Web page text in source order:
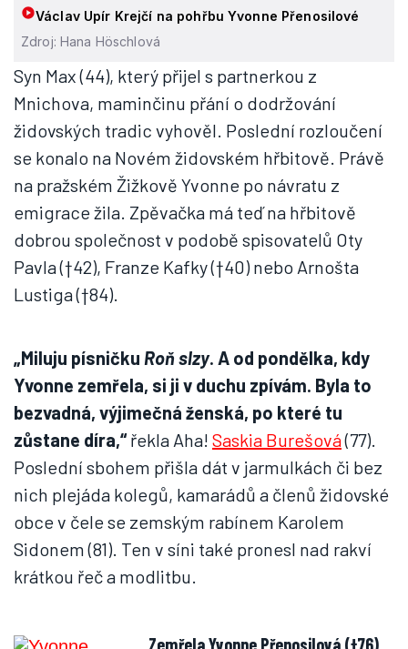
Václav Upír Krejčí na pohřbu Yvonne Přenosilové
Zdroj: Hana Höschlová
Syn Max (44), který přijel s partnerkou z
Mnichova, maminčinu přání o dodržování
židovských tradic vyhověl. Poslední rozloučení
se konalo na Novém židovském hřbitově. Právě
na pražském Žižkově Yvonne po návratu z
emigrace žila. Zpěvačka má teď na hřbitově
dobrou společnost v podobě spisovatelů Oty
Pavla (†42), Franze Kafky (†40) nebo Arnošta
Lustiga (†84).
„Miluju písničku Roň slzy. A od pondělka, kdy
Yvonne zemřela, si ji v duchu zpívám. Byla to
bezvadná, výjimečná ženská, po které tu
zůstane díra,“řekla Aha! Saskia Burešová(77).
Poslední sbohem přišla dát v jarmulkách či bez
nich plejáda kolegů, kamarádů a členů židovské
obce v čele se zemským rabínem Karolem
Sidonem (81). Ten v síni také pronesl nad rakví
krátkou řeč a modlitbu.
Zemřela Yvonne Přenosilová (†76),